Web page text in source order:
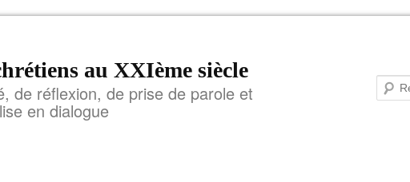
au XXIème siècle
de réflexion, de prise de parole et
en dialogue